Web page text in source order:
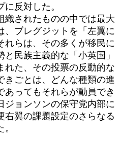
に反対した。
されたものの中では最大
、ブレグジットを「左翼に
れらは、その多くが移民に
民族主義的な「小英国」
れた、その投票の反動的な
きごとは、どんな種類の進
ってもそれらが動員でき
ジョンソンの保守党内部に
右翼の課題設定のさらなる